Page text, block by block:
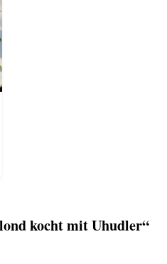
kocht mit Uhudler“